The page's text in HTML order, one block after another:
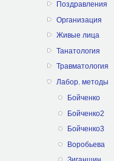
Поздравления
Организация
Живые лица
Танатология
Травматология
Лабор. методы
Бойченко
Бойченко2
Бойченко3
Воробьева